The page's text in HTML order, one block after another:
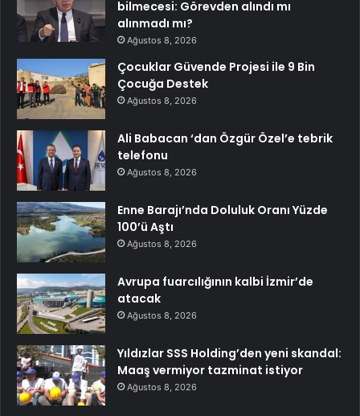
bilmecesi: Görevden alındı mı
alınmadı mı?
Ağustos 8, 2026
Çocuklar Güvende Projesi ile 9 Bin
Çocuğa Destek
Ağustos 8, 2026
Ali Babacan ‘dan Özgür Özel’e tebrik
telefonu
Ağustos 8, 2026
Enne Barajı’nda Doluluk Oranı Yüzde
100’ü Aştı
Ağustos 8, 2026
Avrupa fuarcılığının kalbi İzmir’de
atacak
Ağustos 8, 2026
Yıldızlar SSS Holding’den yeni skandal:
Maaş vermiyor tazminat istiyor
Ağustos 8, 2026